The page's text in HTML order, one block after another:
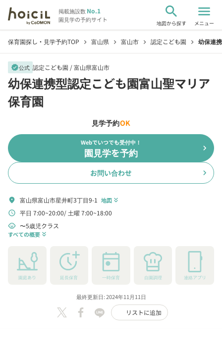
掲載施設数No.1
園見学の予約サイト
search
地図から探す
menu
メニュー
保育園探し・見学予約TOP chevron_right 富山県 chevron_right 富山市 chevron_right 認定こども園 chevron_right 幼保連
verified公式 認定こども園 /富山県富山市
幼保連携型認定こども園富山聖マリア
保育園
見学予約OK
Webでいつでも受付中！
園見学を予約 chevron_right
お問い合わせ chevron_right
location_on 富山県富山市星井町3丁目9-1 地図 keyboard_double_arrow_down
schedule 平日 7:00~20:00 土曜 7:00~18:00
child_care 〜5歳児クラス
すべての概要 keyboard_double_arrow_down
園庭あり 延長保育 一時保育 自園調理 連絡アプリ
最終更新日: 2024年11月11日
リストに追加